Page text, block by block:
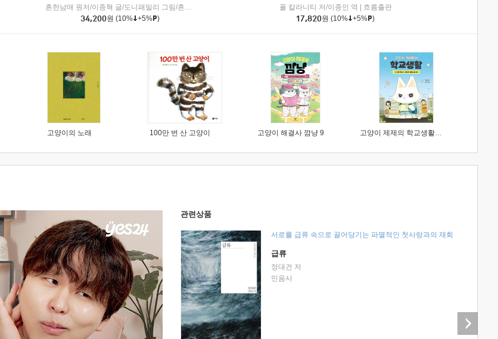
흔한남매 원저/이종혁 글/도니패밀리 그림/흔한컴퍼니 감수
미래엔아이세움
34,200원 (10% +5% )
폴 칼라니티 저/이종인 역
흐름출판
17,820원 (10% +5% )
고양이의 노래 100만 번 산 고양이 고양이 해결사 깜냥 9 고양이 제제의 학교생활 1 : 초등학생이 이렇게 힘들 줄이야
관련상품
서로를 급류 속으로 끌어당기는 파멸적인 첫사랑과의 재회
급류
정대건 저
민음사